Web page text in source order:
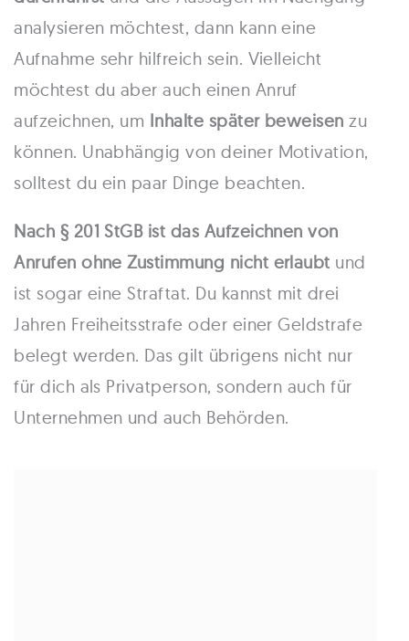
analysieren möchtest, dann kann eine
Aufnahme sehr hilfreich sein. Vielleicht
möchtest du aber auch einen Anruf
aufzeichnen, um Inhalte später beweisen zu
können. Unabhängig von deiner Motivation,
solltest du ein paar Dinge beachten.
Nach § 201 StGB ist das Aufzeichnen von
Anrufen ohne Zustimmung nicht erlaubt und
ist sogar eine Straftat. Du kannst mit drei
Jahren Freiheitsstrafe oder einer Geldstrafe
belegt werden. Das gilt übrigens nicht nur
für dich als Privatperson, sondern auch für
Unternehmen und auch Behörden.